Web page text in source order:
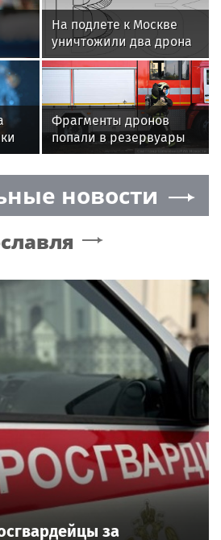
На подлете к Москве
уничтожили два дрона
Фрагменты дронов
попали в резервуары
НПЗ в Ярославской
новости
за